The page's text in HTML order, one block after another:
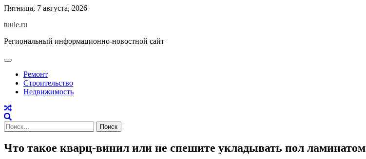
Skip
content
Пятница, 7 августа, 2026
tuule.ru
Региональный информационно-новостной сайт
Ремонт
Строительство
Недвижимость
Найти:
Что такое кварц-винил или не спешите укладывать пол ламинатом